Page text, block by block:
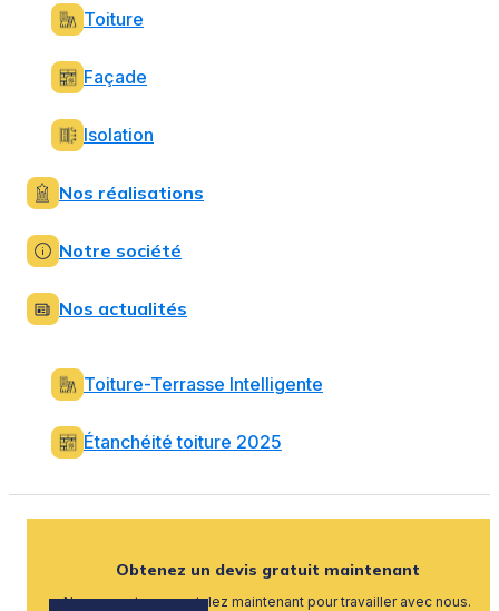
Toiture
Façade
Isolation
Nos réalisations
Notre société
Nos actualités
Toiture-Terrasse Intelligente
Étanchéité toiture 2025
Obtenez un devis gratuit maintenant
Nous recrutons, postulez maintenant pour travailler avec nous.